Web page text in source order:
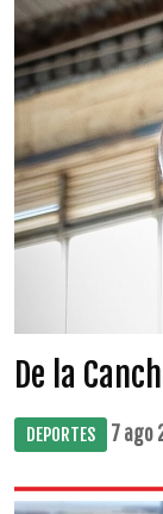
De la
DEPORTES 7 ago